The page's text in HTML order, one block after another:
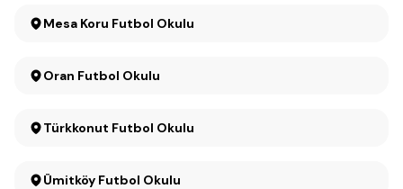
Mesa Koru Futbol Okulu
Oran Futbol Okulu
Türkkonut Futbol Okulu
Ümitköy Futbol Okulu